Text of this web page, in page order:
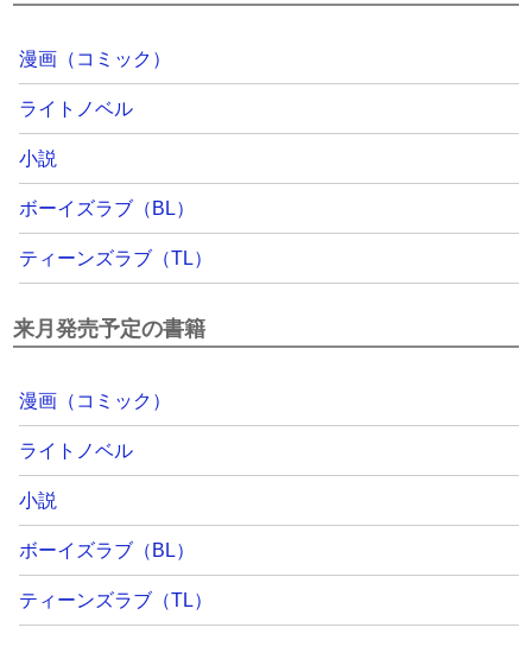
漫画（コミック）
ライトノベル
小説
ボーイズラブ（BL）
ティーンズラブ（TL）
来月発売予定の書籍
漫画（コミック）
ライトノベル
小説
ボーイズラブ（BL）
ティーンズラブ（TL）